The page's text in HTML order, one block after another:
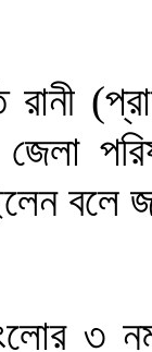
রানী
জেলা
বলে
৩